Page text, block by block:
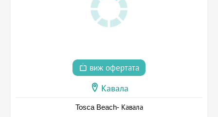
виж офертата
Кавала
Tosca Beach- Кавала